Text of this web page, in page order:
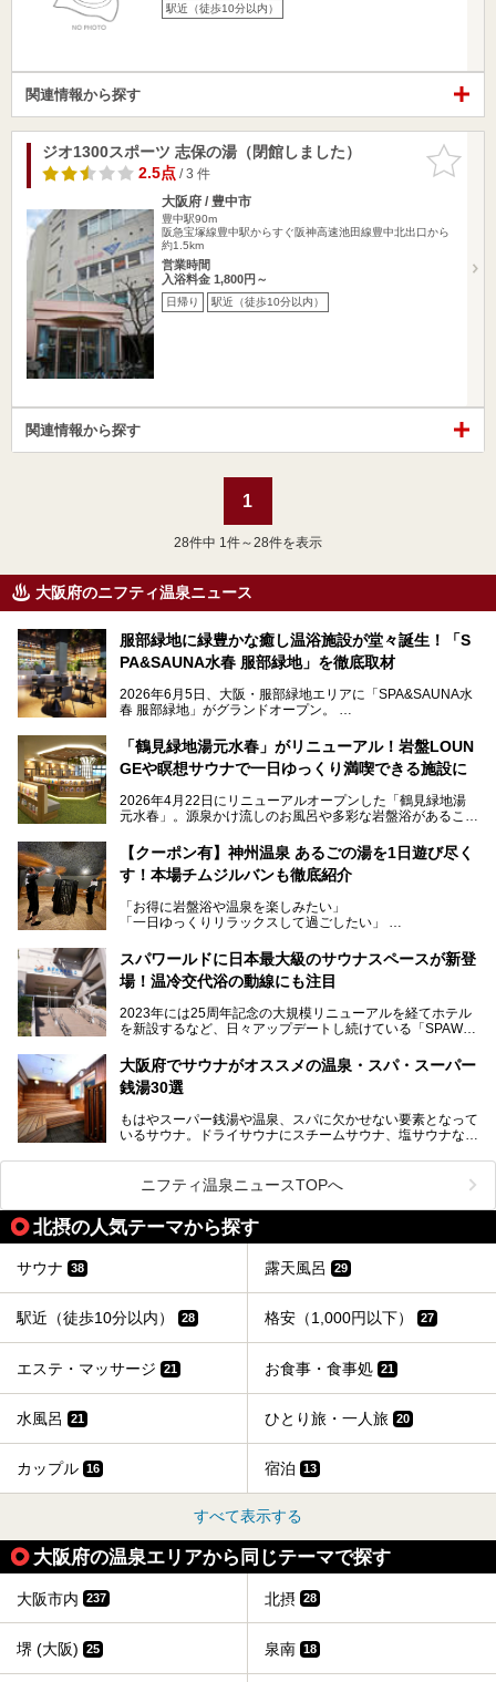
駅近（徒歩10分以内）
関連情報から探す
お気に入
りに追加
ジオ1300スポーツ 志保の湯（閉館しました）
2.5点/ 3 件
大阪府 / 豊中市
豊中駅90m
阪急宝塚線豊中駅からすぐ阪神高速池田線豊中北出口から
約1.5km
営業時間
入浴料金 1,800円～
日帰り 駅近（徒歩10分以内）
関連情報から探す
1
28件中 1件～28件を表示
大阪府のニフティ温泉ニュース
服部緑地に緑豊かな癒し温浴施設が堂々誕生！「S
PA&SAUNA水春 服部緑地」を徹底取材
2026年6月5日、大阪・服部緑地エリアに「SPA&SAUNA水
春 服部緑地」がグランドオープン。
当初の計画から約5年の時を経て誕生した本施設は、温泉・
サウナ・岩盤浴・フィットネス・ラウンジ・レストランなど
を融合した、これまでの“水春”のイメージをさらに進化させ
今回はオープン前の内覧会に参加し、館内のこだわりポイン
サウナー注目の3種のサウナや160cmの深水風呂、没入感の
高い岩盤浴エリア、日本最大の台数を誇る最新AIフィットネ
スマシンなど、見どころ満載の館内を詳しくご紹介します。
「鶴見緑地湯元水春」がリニューアル！岩盤LOUN
GEや瞑想サウナで一日ゆっくり満喫できる施設に
2026年4月22日にリニューアルオープンした「鶴見緑地湯
元水春」。源泉かけ流しのお風呂や多彩な岩盤浴があること
に“一日中くつろげる場所”としてパワーアップしています。
今回のリニューアルでは、新たに登場した瞑想サウナをはじ
見どころが盛りだくさん。日常の疲れを癒やしたい方はもち
ろん、休日にゆったり過ごしたい方にもぴったりの内容とな
本記事では、そんなリニューアル後の注目ポイントを詳しく
紹介します。これから「鶴見緑地湯元水春」に訪れる方や、
い。
【クーポン有】神州温泉 あるごの湯を1日遊び尽く
す！本場チムジルバンも徹底紹介
「お得に岩盤浴や温泉を楽しみたい」
「一日ゆっくりリラックスして過ごしたい」
利用できる「神州温泉 あるごの湯」です。
あるごの湯は、大阪府豊中市にある日帰り温浴施設で、阪急
チムジルバン（岩盤浴）を中心に、発汗・リラックス・漫画
タイムまで満喫できる長時間滞在型の施設なので、一日中ゆ
る迫力ある熱波パフォーマンスも毎日行われており、“とと
のう”体験をしっかり楽しめるのもポイントです。
ケやボウリングといった遊び場もあり、友人同士やカップル
で“遊び+癒し”の一日を過ごすのにもぴったり。
処にいたるまで魅力をたっぷり堪能してきたので、その全容
スパワールドに日本最大級のサウナスペースが新登
場！温冷交代浴の動線にも注目
2023年には25周年記念の大規模リニューアルを経てホテル
を新設するなど、日々アップデートし続けている「SPAWO
そんなスパワールドが2025年11月15日（土）に、新たな浴
室や日本最大級140人収容の大規模サウナを携えてリニュー
アルオープン！浴室である4F・6Fそれぞれにリニューアル
大規模リニューアルの全容を確認すべく、リニューアルプレ
オープンイベントに行ってきました！今回はそのリニューア
大阪府でサウナがオススメの温泉・スパ・スーパー
銭湯30選
もはやスーパー銭湯や温泉、スパに欠かせない要素となって
いるサウナ。ドライサウナにスチームサウナ、塩サウナな
ペース、ロウリュウなど、心ゆくまで楽しむためのサービス
が充実した施設も多くみられます。
今回はそんなサウナにこだわった、大阪府内のオススメ温
泉・銭湯・スパを30件紹介したいと思います！
ニフティ温泉ニュースTOPへ
北摂の人気テーマから探す
サウナ 38 露天風呂 29
駅近（徒歩10分以内） 28 格安（1,000円以下） 27
エステ・マッサージ 21 お食事・食事処 21
水風呂 21 ひとり旅・一人旅 20
カップル 16 宿泊 13
すべて表示する
大阪府の温泉エリアから同じテーマで探す
大阪市内 237 北摂 28
堺 (大阪) 25 泉南 18